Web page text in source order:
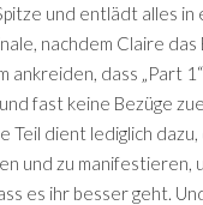
und entlädt alles in
nachdem Claire
ankreiden, dass „Part
fast keine Bezüge
Teil dient lediglich
und zu manifestieren,
es ihr besser geht.